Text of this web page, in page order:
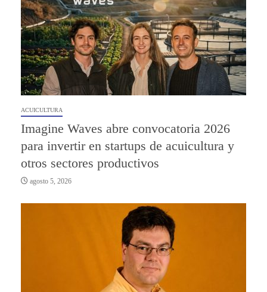
ACUICULTURA
Imagine Waves abre convocatoria 2026
para invertir en startups de acuicultura y
otros sectores productivos
agosto 5, 2026